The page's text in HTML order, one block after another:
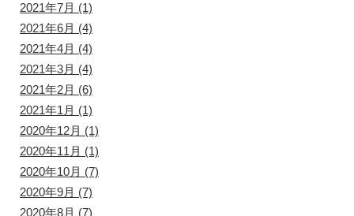
2021年7月 (1)
2021年6月 (4)
2021年4月 (4)
2021年3月 (4)
2021年2月 (6)
2021年1月 (1)
2020年12月 (1)
2020年11月 (1)
2020年10月 (7)
2020年9月 (7)
2020年8月 (7)